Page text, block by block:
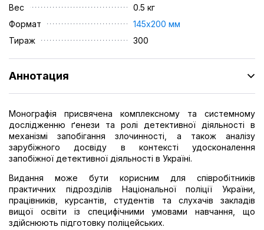
Вес
0.5 кг
Формат
145х200 мм
Тираж
300
Аннотация
Монографія присвячена комплексному та системному
дослідженню ґенези та ролі детективної діяльності в
механізмі запобігання злочинності, а також аналізу
зарубіжного досвіду в контексті удосконалення
запобіжної детективної діяльності в Україні.
Видання може бути корисним для співробітників
практичних підрозділів Національної поліції України,
працівників, курсантів, студентів та слухачів закладів
вищої освіти із специфічними умовами навчання, що
здійснюють підготовку поліцейських.